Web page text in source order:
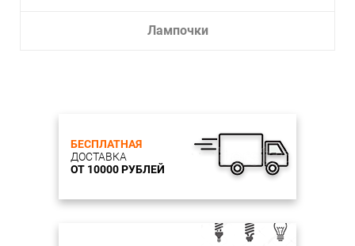
Лампочки
БЕСПЛАТНАЯ
ДОСТАВКА
ОТ 10000 РУБЛЕЙ